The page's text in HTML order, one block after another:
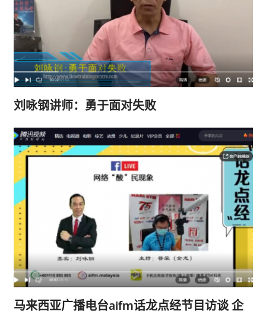
刘咏钢讲师：勇于面对失败
马来西亚广播电台aifm话龙点经节目访谈 企